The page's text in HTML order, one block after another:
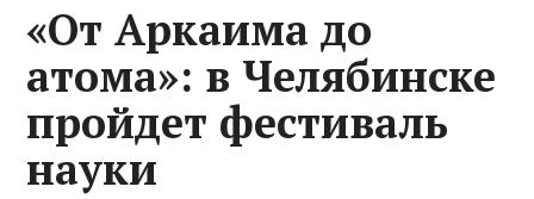
«От Аркаима до
атома»: в Челябинске
пройдет фестиваль
науки